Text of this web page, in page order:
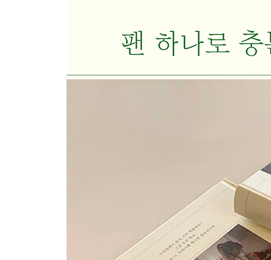
274 리코타치즈가지롤
278 베이컨가득맥앤치즈
290 프로방스닭가슴살스테이크
348 우리가 올린 세 번의 결혼식